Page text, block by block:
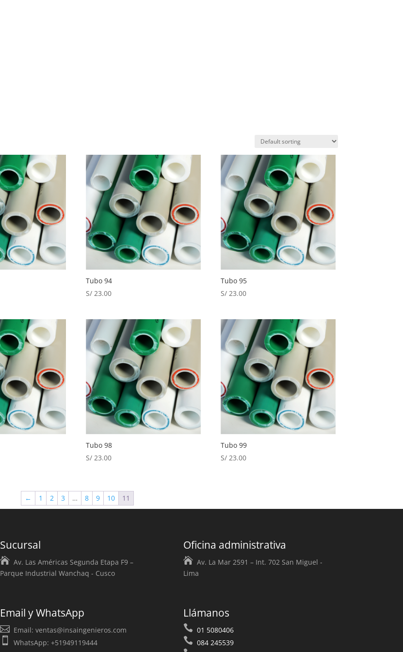
Tubo 94
S/ 23.00
Tubo 95
S/ 23.00
Tubo 98
S/ 23.00
Tubo 99
S/ 23.00
← 1 2 3 … 8 9 10 11
Sucursal
Av. Las Américas Segunda Etapa F9 –
Parque Industrial Wanchaq - Cusco
Email y WhatsApp
Email: ventas@insaingenieros.com
WhatsApp: +51949119444
Oficina administrativa
Av. La Mar 2591 – Int. 702 San Miguel -
Lima
Llámanos
01 5080406
084 245539